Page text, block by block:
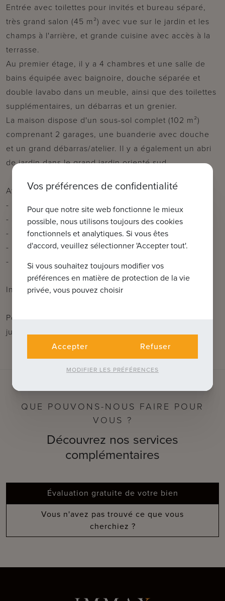
Entrée avec toilettes pour invités et bureau séparé,
très grand salon (45 m²) avec vue sur le jardin et les
champs à l'arrière, et grande cuisine avec accès à la
terrasse.
Au premier étage, il y a 4 chambres et une salle de
bains équipée avec baignoire, douche séparée et
double lavabo dans un meuble, ainsi que des toilettes
supplémentaires, un débarras et un grenier.
La maison dispose d'un sous-sol complet (102 m²)
comprenant 2 garages, une buanderie avec douche
et un grand débarras/atelier. Il y a également un abri
de jardin dans le grand jardin orienté sud.
Atouts :
- Prête à emménager
- Situation idyllique
- Belles vues
- Économique en énergie, label EPC B
- Lumineuse et très spacieuse
Informations urbanistiques en cours de demande.
Pour plus d'informations ou pour une visite :
jurgen@immax.be ou 0493/330553
QUE POUVONS-NOUS FAIRE POUR
VOUS ?
Découvrez nos services
complémentaires
Évaluation gratuite de votre bien
Vous n'avez pas trouvé ce que vous
cherchiez ?
Vos préférences de confidentialité
Pour que notre site web fonctionne le mieux
possible, nous utilisons toujours des cookies
fonctionnels et analytiques. Si vous êtes
d'accord, veuillez sélectionner 'Accepter tout'.
Si vous souhaitez toujours modifier vos
préférences en matière de protection de la vie
privée, vous pouvez choisir
Accepter Refuser
MODIFIER LES PRÉFÉRENCES